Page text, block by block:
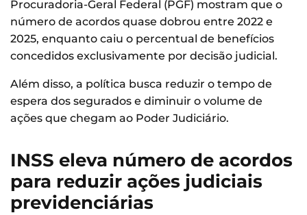
Procuradoria-Geral Federal (PGF) mostram que o
número de acordos quase dobrou entre 2022 e
2025, enquanto caiu o percentual de benefícios
concedidos exclusivamente por decisão judicial.
Além disso, a política busca reduzir o tempo de
espera dos segurados e diminuir o volume de
ações que chegam ao Poder Judiciário.
INSS eleva número de acordos
para reduzir ações judiciais
previdenciárias